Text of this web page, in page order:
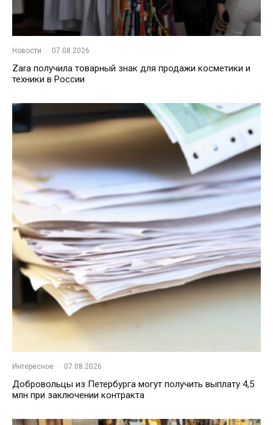
Новости · 07.08.2026
Zara получила товарный знак для продажи косметики и
техники в России
Интересное · 07.08.2026
Добровольцы из Петербурга могут получить выплату 4,5
млн при заключении контракта